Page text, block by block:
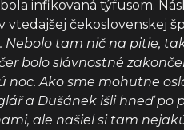
infikovaná týfusom.
čekoslovenskej
Nebolo tam nič na pitie,
bolo slávnostné
noc. Ako sme mohutne
a Dušánek išli hneď po
ale našiel si tam